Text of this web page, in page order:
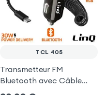
TCL 405
Transmetteur FM
Bluetooth avec Câble
USB C - LinQ pour TCL